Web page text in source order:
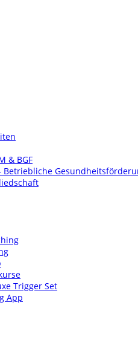
& BGF
Betriebliche
Trigger Set
App